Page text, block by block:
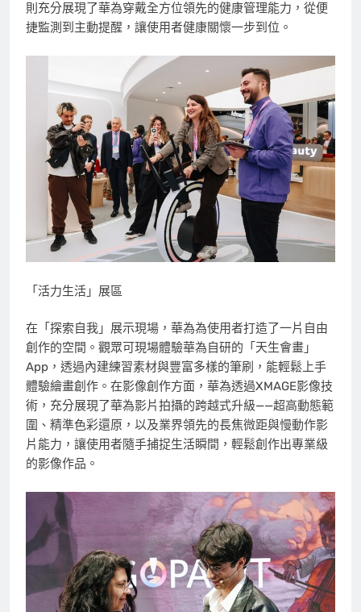
則充分展現了華為穿戴全方位領先的健康管理能力，從便
捷監測到主動提醒，讓使用者健康關懷一步到位。
「活力生活」展區
在「探索自我」展示現場，華為為使用者打造了一片自由
創作的空間。觀眾可現場體驗華為自研的「天生會畫」
App，透過內建練習素材與豐富多樣的筆刷，能輕鬆上手
體驗繪畫創作。在影像創作方面，華為透過XMAGE影像技
術，充分展現了華為影片拍攝的跨越式升級——超高動態範
圍、精準色彩還原，以及業界領先的長焦微距與慢動作影
片能力，讓使用者隨手捕捉生活瞬間，輕鬆創作出專業級
的影像作品。